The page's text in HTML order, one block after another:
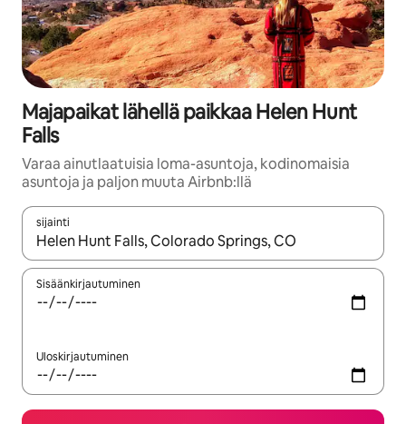
Majapaikat lähellä paikkaa Helen Hunt
Falls
Varaa ainutlaatuisia loma-asuntoja, kodinomaisia
asuntoja ja paljon muuta Airbnb:llä
sijainti
Kun tulokset ovat saatavilla, navigoi ylös- ja alas-
Sisäänkirjautuminen
Uloskirjautuminen